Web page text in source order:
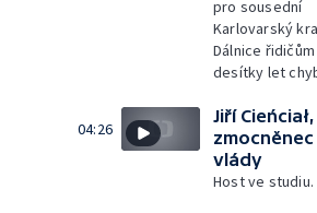
pro sousední
Karlovarský
Dálnice řidičům
desítky let
04:26
Jiří Cieńciał,
zmocněnec
vlády
Host ve studiu.